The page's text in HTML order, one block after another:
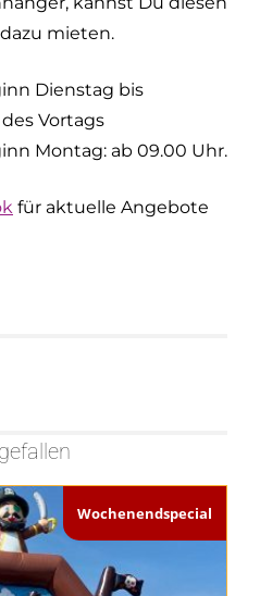
mieten.
Dienstag bis
Vortags
Montag: ab 09.00 Uhr.
für aktuelle Angebote
Wochenendspecial